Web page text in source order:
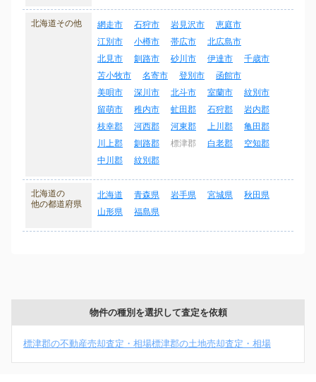
北海道その他 網走市 石狩市 岩見沢市
恵庭市
江別市
小樽市 帯広市
北広島市
北見市
釧路市 砂川市 伊達市
千歳市
苫小牧市
名寄市 登別市
函館市
美唄市
深川市 北斗市 室蘭市
紋別市
留萌市
稚内市 虻田郡 石狩郡
岩内郡
枝幸郡
河西郡 河東郡 上川郡
亀田郡
川上郡
釧路郡 標津郡 白老郡
空知郡
中川郡
紋別郡
北海道の
他の都道府県
北海道 青森県 岩手県 宮城県
秋田県
山形県
福島県
物件の種別を選択して査定を依頼
標津郡の不動産売却査定・相場標津郡の土地売却査定・相場